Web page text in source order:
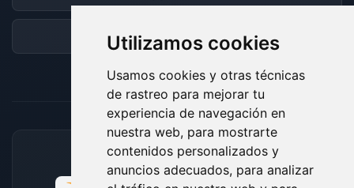
Utilizamos cookies
Usamos cookies y otras técnicas
de rastreo para mejorar tu
experiencia de navegación en
nuestra web, para mostrarte
contenidos personalizados y
anuncios adecuados, para analizar
Foro
MÉTODOS DE PAGO ACEPTADOS